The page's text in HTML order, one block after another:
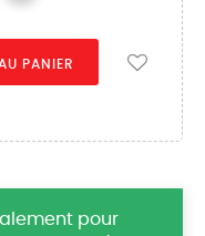
PANIER
pour